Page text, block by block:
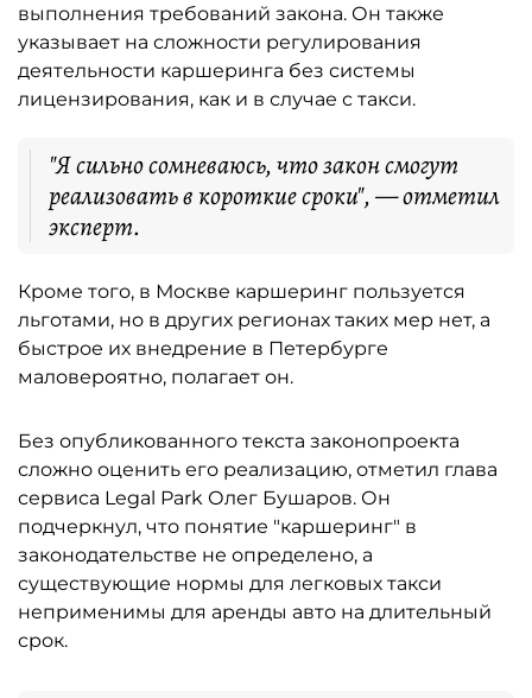
выполнения требований закона. Он также
указывает на сложности регулирования
деятельности каршеринга без системы
лицензирования, как и в случае с такси.
"Я сильно сомневаюсь, что закон смогут
реализовать в короткие сроки", — отметил
эксперт.
Кроме того, в Москве каршеринг пользуется
льготами, но в других регионах таких мер нет, а
быстрое их внедрение в Петербурге
маловероятно, полагает он.
Без опубликованного текста законопроекта
сложно оценить его реализацию, отметил глава
сервиса Legal Park Олег Бушаров. Он
подчеркнул, что понятие "каршеринг" в
законодательстве не определено, а
существующие нормы для легковых такси
неприменимы для аренды авто на длительный
срок.